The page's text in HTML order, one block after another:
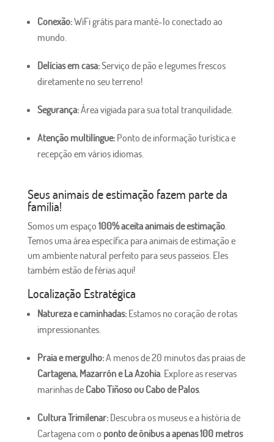
Conexão:WiFi grátis para mantê-lo conectado ao
mundo.
Delícias em casa:Serviço de pão e legumes frescos
diretamente no seu terreno!
Segurança:Área vigiada para sua total tranquilidade.
Atenção multilíngue:Ponto de informação turística e
recepção em vários idiomas.
Seus animais de estimação fazem parte da
família!
Somos um espaço 100% aceita animais de estimação.
Temos uma área específica para animais de estimação e
um ambiente natural perfeito para seus passeios. Eles
também estão de férias aqui!
Localização Estratégica
Natureza e caminhadas:Estamos no coração de rotas
impressionantes.
Praia e mergulho:A menos de 20 minutos das praias de
Cartagena, Mazarrón e La Azohia. Explore as reservas
marinhas de Cabo Tiñoso ou Cabo de Palos.
Cultura Trimilenar:Descubra os museus e a história de
Cartagena com o ponto de ônibus a apenas 100 metros